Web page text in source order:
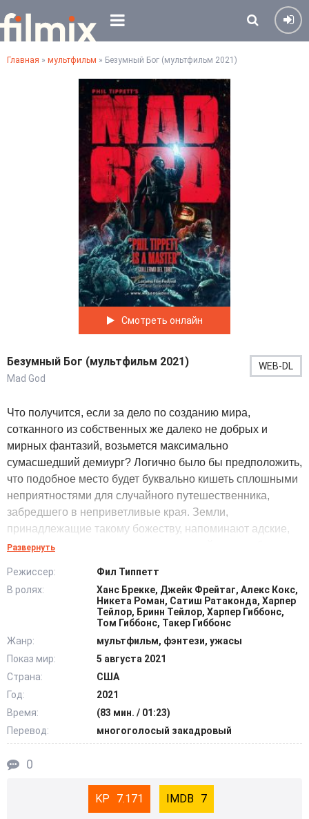
Главная » мультфильм » Безумный Бог (мультфильм 2021)
Смотреть онлайн
Безумный Бог (мультфильм 2021)
Mad God
WEB-DL
Что получится, если за дело по созданию мира,
сотканного из собственных же далеко не добрых и
мирных фантазий, возьмется максимально
сумасшедший демиург? Логично было бы предположить,
что подобное место будет буквально кишеть сплошными
неприятностями для случайного путешественника,
забредшего в неприветливые края. Земли,
принадлежащие такому божеству, напоминают адские,
да еще и состоят из множества уровней: чем глубже
ужасные картины открываются его взгляду. Ночные
кошмары оживают на ходу. Маленькие
человекообразные существа не отличаются
дружелюбием, как и громадные ящерицы; наткнуться на
адское пламя, безумную оргию или иной фрагмент
пугающей действительности здесь проще простого…
Если местность, предназначенная для вечных
страданий, существует, она явно напоминает эту.
@Filmix.fan
Развернуть
Режиссер:
Фил Типпетт
В ролях:
Ханс Брекке, Джейк Фрейтаг, Алекс Кокс,
Никета Роман, Сатиш Ратаконда, Харпер
Тейлор, Бринн Тейлор, Харпер Гиббонс,
Том Гиббонс, Такер Гиббонс
Жанр:
мультфильм, фэнтези, ужасы
Показ мир:
5 августа 2021
Страна:
США
Год:
2021
Время:
(83 мин. / 01:23)
Перевод:
многоголосый закадровый
0
7.171 7